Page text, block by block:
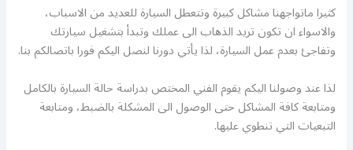
كثيرا ماتواجهنا مشاكل كبيرة وتتعطل السيارة للعديد من الاسباب،
والاسواء ان تكون تريد الذهاب الى عملك وتبدأ بتشغيل سيارتك
وتفاجئ بعدم عمل السيارة، لذا يأتي دورنا لنصل اليكم فورا باتصالكم بنا.
لذا عند وصولنا اليكم يقوم الفني المختص بدراسة حالة السيارة بالكامل
ومتابعة كافة المشاكل حتى الوصول الى المشكلة بالضبط، ومتابعة
التبعيات التي تنطوي عليها.